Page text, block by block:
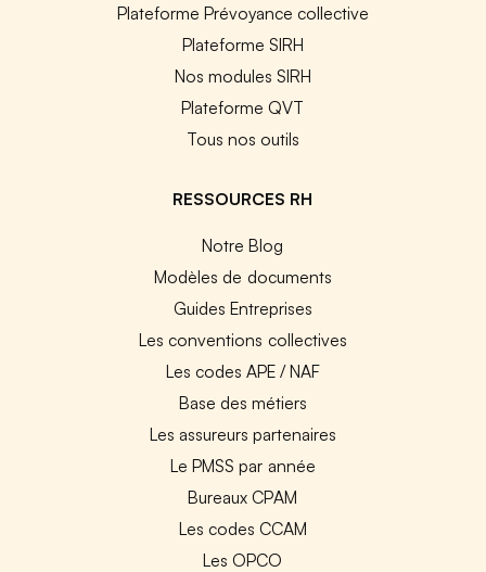
Plateforme Prévoyance collective
Plateforme SIRH
Nos modules SIRH
Plateforme QVT
Tous nos outils
RESSOURCES RH
Notre Blog
Modèles de documents
Guides Entreprises
Les conventions collectives
Les codes APE / NAF
Base des métiers
Les assureurs partenaires
Le PMSS par année
Bureaux CPAM
Les codes CCAM
Les OPCO